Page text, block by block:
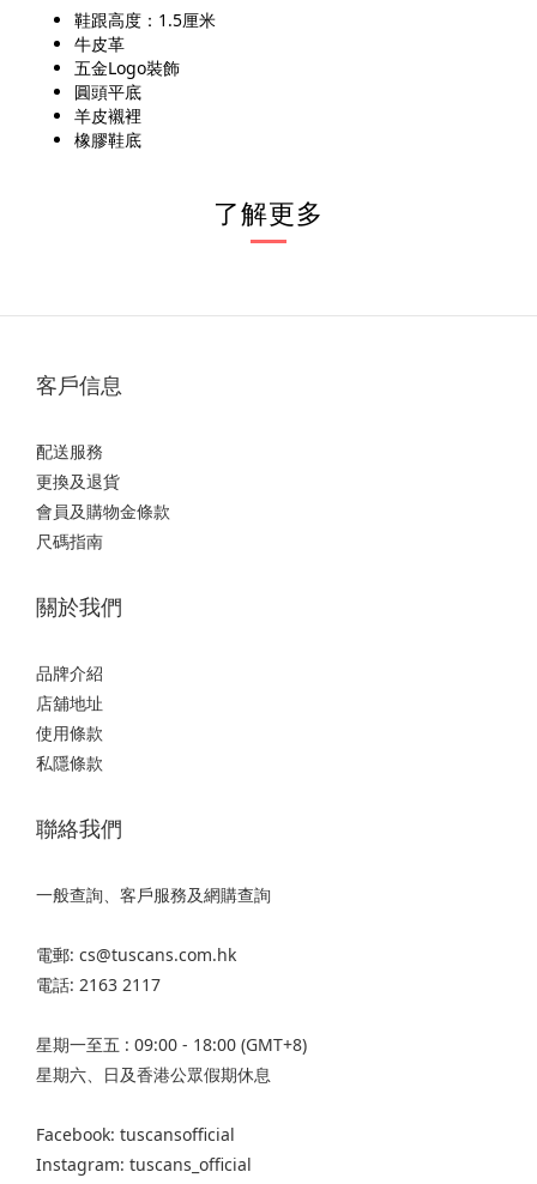
鞋跟高度：1.5厘米
牛皮革
五金Logo裝飾
圓頭平底
羊皮襯裡
橡膠鞋底
了解更多
客戶信息
配送服務
更換及退貨
會員及購物金條款
尺碼指南
關於我們
品牌介紹
店舖地址
使用條款
私隱條款
聯絡我們
一般查詢、客戶服務及網購查詢
電郵: cs@tuscans.com.hk
電話: 2163 2117
星期一至五 : 09:00 - 18:00 (GMT+8)
星期六、日及香港公眾假期休息
Facebook: tuscansofficial
Instagram: tuscans_official